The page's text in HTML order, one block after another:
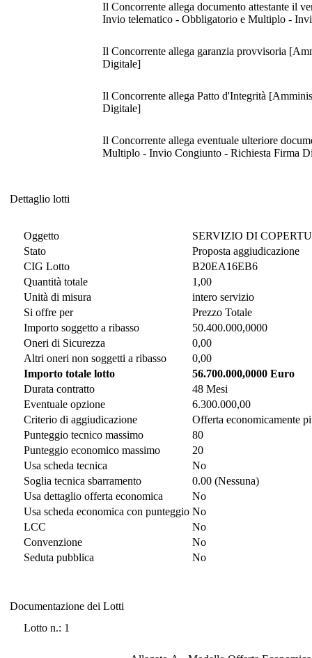
Il Concorrente allega documento attestante il
Invio telematico - Obbligatorio e Multiplo -
Il Concorrente allega garanzia provvisoria
Digitale]
Il Concorrente allega Patto d'Integrità
Digitale]
Il Concorrente allega eventuale ulteriore
Multiplo - Invio Congiunto - Richiesta Firma
Dettaglio lotti
Oggetto
SERVIZIO DI
Stato
Proposta aggiudicazione
CIG Lotto
B20EA16EB6
Quantità totale
1,00
Unità di misura
intero servizio
Si offre per
Prezzo Totale
Importo soggetto a ribasso
50.400.000,0000
Oneri di Sicurezza
0,00
Altri oneri non soggetti a ribasso
0,00
Importo totale lotto
56.700.000,0000 Euro
Durata contratto
48 Mesi
Eventuale opzione
6.300.000,00
Criterio di aggiudicazione
Offerta economicamente
Punteggio tecnico massimo
80
Punteggio economico massimo
20
Usa scheda tecnica
No
Soglia tecnica sbarramento
0.00 (Nessuna)
Usa dettaglio offerta economica
No
Usa scheda economica con punteggio No
LCC
No
Convenzione
No
Seduta pubblica
No
Documentazione dei Lotti
Lotto n.: 1